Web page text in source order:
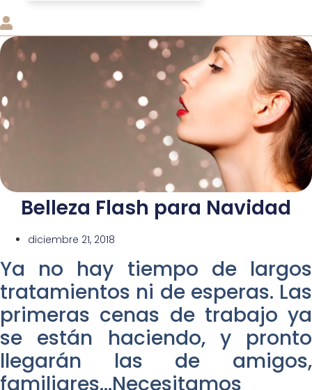
Belleza Flash para Navidad
diciembre 21, 2018
Ya no hay tiempo de largos
tratamientos ni de esperas. Las
primeras cenas de trabajo ya
se están haciendo, y pronto
llegarán las de amigos,
familiares…Necesitamos